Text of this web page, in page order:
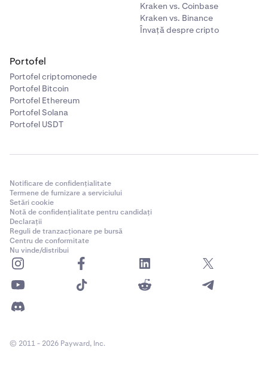
Kraken vs. Coinbase
Kraken vs. Binance
Învață despre cripto
Portofel
Portofel criptomonede
Portofel Bitcoin
Portofel Ethereum
Portofel Solana
Portofel USDT
Notificare de confidențialitate
Termene de furnizare a serviciului
Setări cookie
Notă de confidențialitate pentru candidați
Declarații
Reguli de tranzacționare pe bursă
Centru de conformitate
Nu vinde/distribui
© 2011 - 2026 Payward, Inc.